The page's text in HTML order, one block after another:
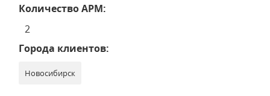
Количество АРМ:
2
Города клиентов:
Новосибирск